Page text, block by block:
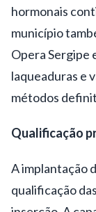
hormonais
município
Opera Sergipe
laqueaduras e
métodos
Qualificação
A implantação
qualificação